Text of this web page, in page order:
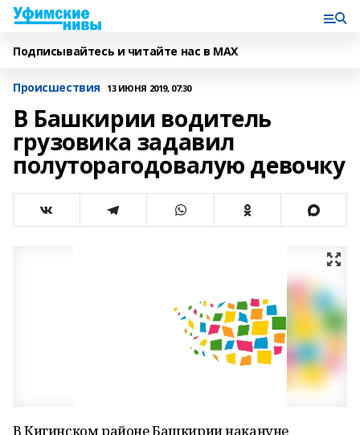
Подписывайтесь и читайте нас в MAX
Происшествия 13 ИЮНЯ 2019, 07:30
В Башкирии водитель
грузовика задавил
полуторагодовалую девочку
В Кигинском районе Башкирии накануне